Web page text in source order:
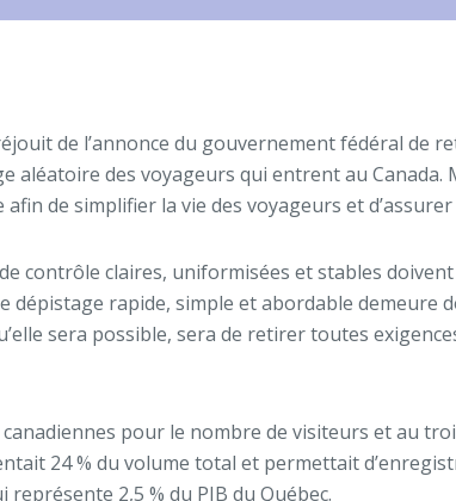
de l’annonce du gouvernement fédéral de
aléatoire des voyageurs qui entrent au
de simplifier la vie des voyageurs et
contrôle claires, uniformisées et stables
dépistage rapide, simple et abordable
sera possible, sera de retirer toutes
pour le nombre de visiteurs et au
24 % du volume total et permettait
2,5 % du PIB du Québec.